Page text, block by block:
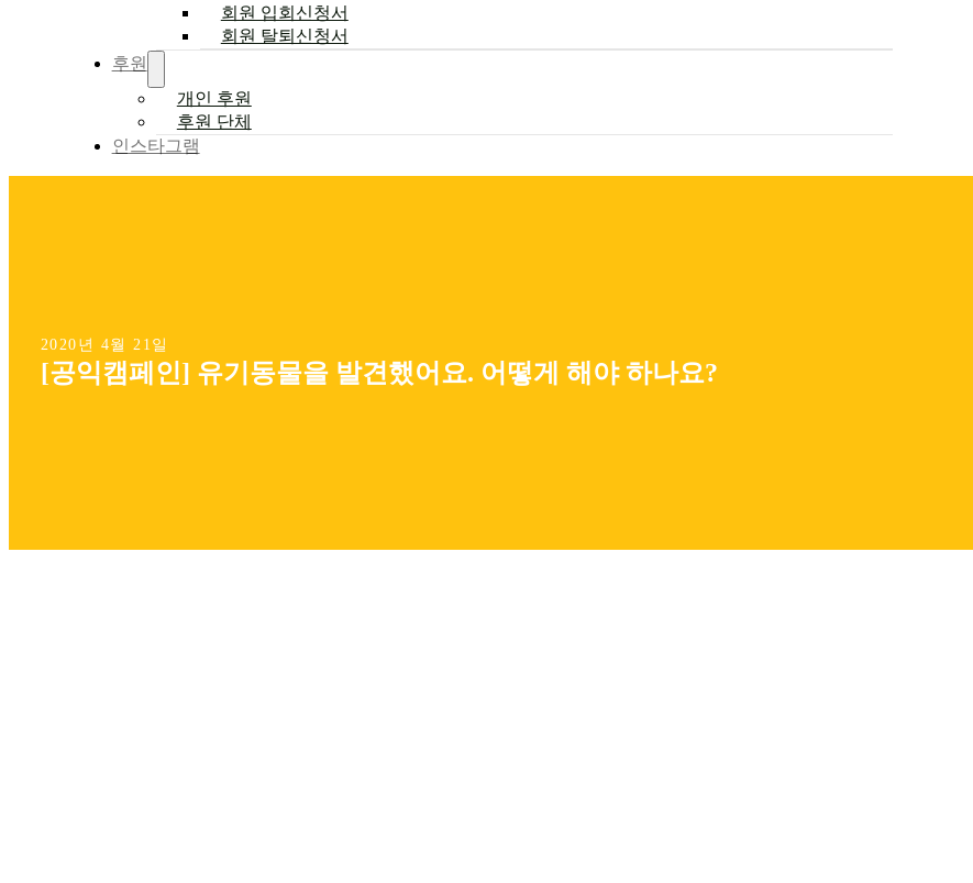
회원 입회신청서
회원 탈퇴신청서
후원
개인 후원
후원 단체
인스타그램
2020년 4월 21일
[공익캠페인] 유기동물을 발견했어요. 어떻게 해야 하나요?